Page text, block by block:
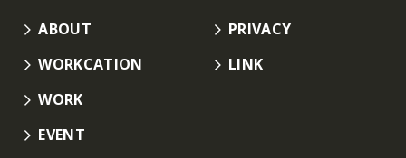
ABOUT
WORKCATION
WORK
EVENT
PRIVACY
LINK